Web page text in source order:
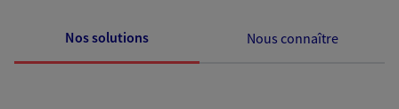
Nos solutions Nous connaître